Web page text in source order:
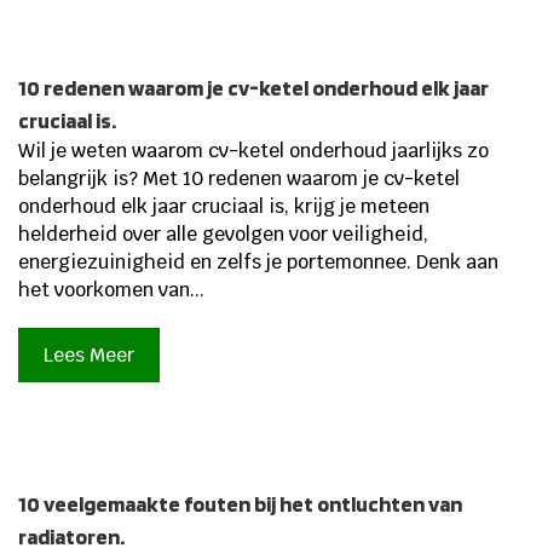
10 redenen waarom je cv-ketel onderhoud elk jaar
cruciaal is.
Wil je weten waarom cv-ketel onderhoud jaarlijks zo
belangrijk is? Met 10 redenen waarom je cv-ketel
onderhoud elk jaar cruciaal is, krijg je meteen
helderheid over alle gevolgen voor veiligheid,
energiezuinigheid en zelfs je portemonnee. Denk aan
het voorkomen van...
Lees Meer
10 veelgemaakte fouten bij het ontluchten van
radiatoren.